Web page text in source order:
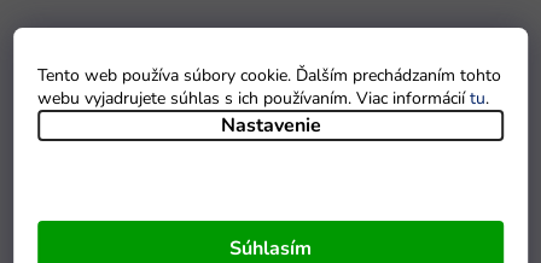
Tento web používa súbory cookie. Ďalším prechádzaním tohto
webu vyjadrujete súhlas s ich používaním. Viac informáciítu.
Nastavenie
Súhlasím